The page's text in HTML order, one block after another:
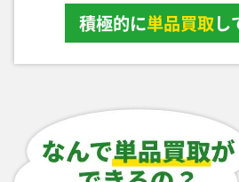
ピカチュウ S10a
ピカチュウ SV4a
リーリ
￥3,300
SM6b 086/066 UR
￥3,200
206/165 SAR
SAR
積極的に単品買取し